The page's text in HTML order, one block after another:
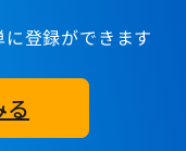
登録ができます
る